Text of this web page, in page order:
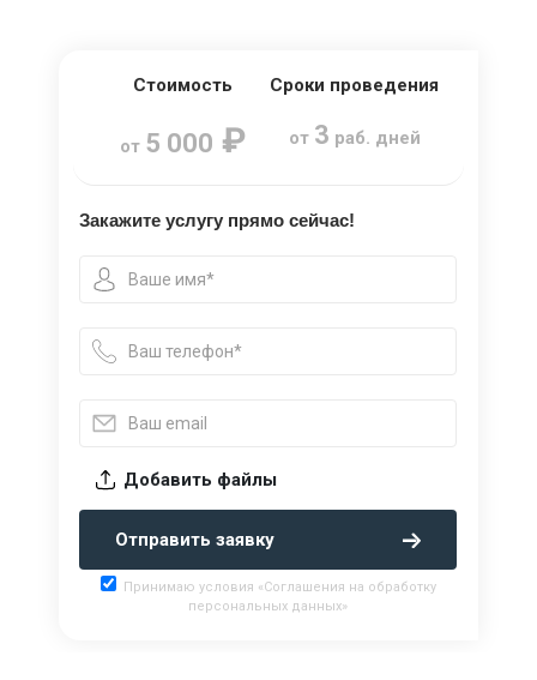
Стоимость
от 5 000 ₽
Сроки проведения
от 3 раб. дней
Закажите услугу прямо сейчас!
Добавить файлы
Отправить заявку
Принимаю условия «Соглашения на обработку
персональных данных»